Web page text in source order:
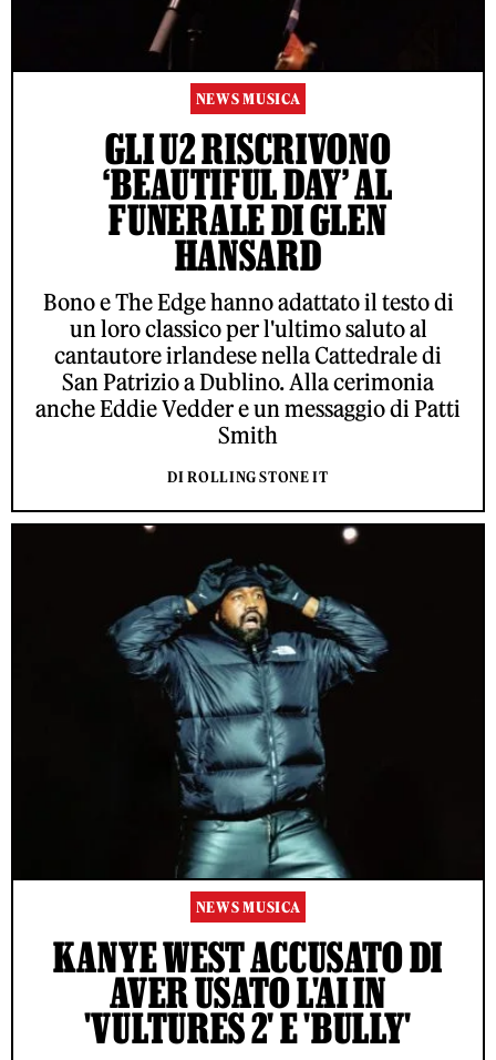
NEWS MUSICA
GLI U2 RISCRIVONO
‘BEAUTIFUL DAY’ AL
FUNERALE DI GLEN
HANSARD
Bono e The Edge hanno adattato il testo di
un loro classico per l'ultimo saluto al
cantautore irlandese nella Cattedrale di
San Patrizio a Dublino. Alla cerimonia
anche Eddie Vedder e un messaggio di Patti
Smith
DI ROLLING STONE IT
NEWS MUSICA
KANYE WEST ACCUSATO DI
AVER USATO L'AI IN
'VULTURES 2' E 'BULLY'